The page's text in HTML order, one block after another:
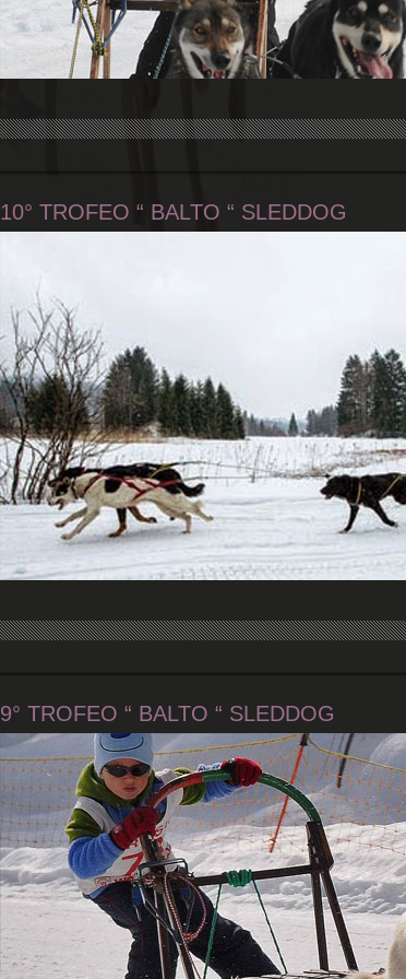
10° TROFEO “ BALTO “ SLEDDOG
9° TROFEO “ BALTO “ SLEDDOG